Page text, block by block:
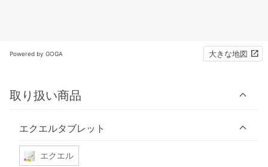
Powered by GOGA 大きな地図
取り扱い商品
エクエルタブレット
エクエル